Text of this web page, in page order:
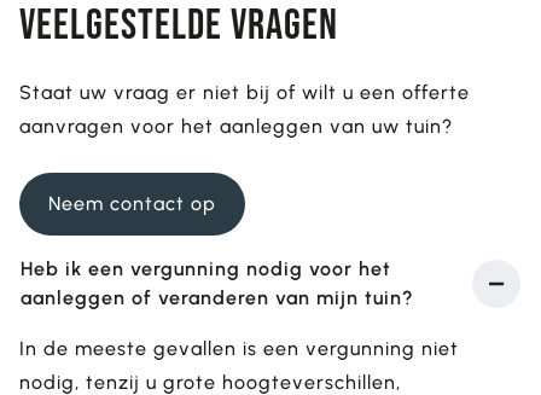
Veelgestelde vragen
Staat uw vraag er niet bij of wilt u een offerte
aanvragen voor het aanleggen van uw tuin?
Neem contact op
Heb ik een vergunning nodig voor het
aanleggen of veranderen van mijn tuin?
In de meeste gevallen is een vergunning niet
nodig, tenzij u grote hoogteverschillen,